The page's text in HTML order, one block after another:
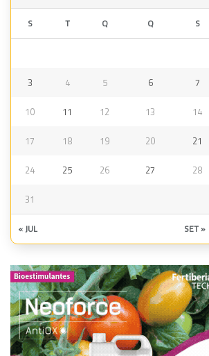
S T Q Q S
3 4 5 6 7
10 11 12 13 14
17 18 19 20 21
24 25 26 27 28
31
« JUL SET »